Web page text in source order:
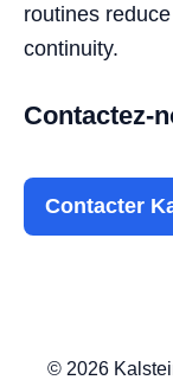
routines
continuity.
Contactez-
Contacter
© 2026